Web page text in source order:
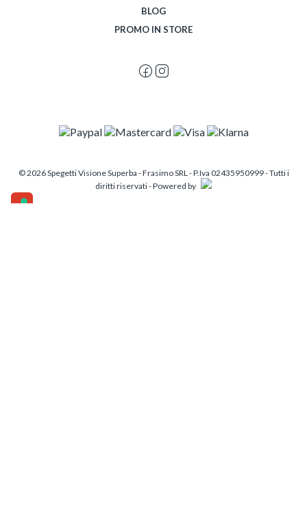
BLOG
PROMO IN STORE
© 2026 Spegetti Visione Superba - Frasimo SRL - P.Iva 02435950999 - Tutti i
diritti riservati - Powered by